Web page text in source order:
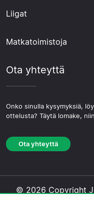
Liigat
Matkatoimistoja
Ota yhteyttä
Onko sinulla kysymyksiä,
ottelusta? Täytä lomake,
Ota yhteyttä
© 2026 Copyright